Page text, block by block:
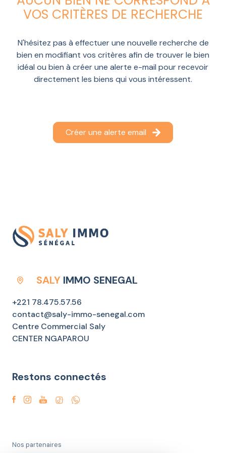
LOCATION
ESTIMATION
CONTACT
VOS CRITÈRES DE RECHERCHE
N'hésitez pas à effectuer une nouvelle recherche de
bien en modifiant vos critères afin de trouver le bien
idéal ou bien à créer une alerte e-mail pour recevoir
directement les biens qui vous intéressent.
Créer une alerte email
SALY IMMO SENEGAL
+221 78.475.57.56
contact@saly-immo-senegal.com
Centre Commercial Saly
CENTER NGAPAROU
Restons connectés
Nos partenaires